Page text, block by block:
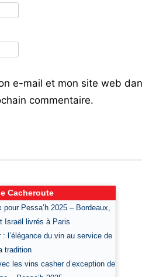
e-mail et mon site web
commentaire.
Cacheroute
Pessa’h 2025 – Bordeaux,
Israël livrés à Paris
l’élégance du vin au service de
tradition
les vins casher d’exception de